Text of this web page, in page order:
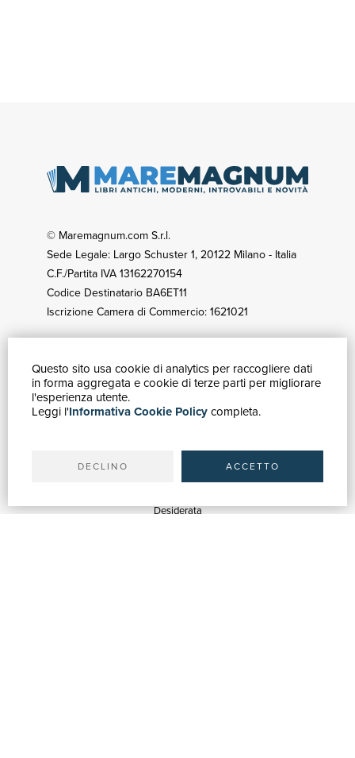
Questo sito usa cookie di analytics per raccogliere dati
in forma aggregata e cookie di terze parti per migliorare
l'esperienza utente.
Leggi l'Informativa Cookie Policycompleta.
DECLINO ACCETTO
© Maremagnum.com S.r.l.
Sede Legale: Largo Schuster 1, 20122 Milano - Italia
C.F./Partita IVA 13162270154
Codice Destinatario BA6ET11
Iscrizione Camera di Commercio: 1621021
GUIDA ACQUISTI
Ricerca avanzata
Spedizioni
Desiderata